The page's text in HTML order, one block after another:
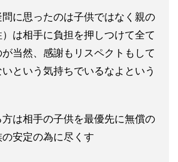
に思ったのは子供ではなく親の
は相手に負担を押しつけて全て
当然、感謝もリスペクトもして
という気持ちでいるなよという
は相手の子供を最優先に無償の
の安定の為に尽くす